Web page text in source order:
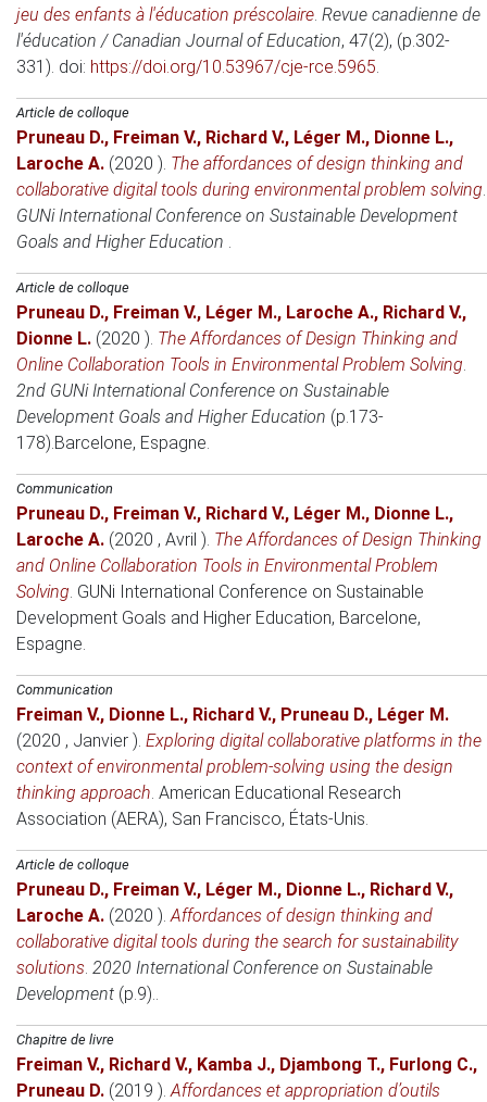
jeu des enfants à l'éducation préscolaire. Revue canadienne de
l'éducation / Canadian Journal of Education, 47(2), (p.302-
331). doi: https://doi.org/10.53967/cje-rce.5965.
Article de colloque
Pruneau D., Freiman V., Richard V., Léger M., Dionne L.,
Laroche A. (2020 ). The affordances of design thinking and
collaborative digital tools during environmental problem solving.
GUNi International Conference on Sustainable Development
Goals and Higher Education .
Article de colloque
Pruneau D., Freiman V., Léger M., Laroche A., Richard V.,
Dionne L. (2020 ). The Affordances of Design Thinking and
Online Collaboration Tools in Environmental Problem Solving.
2nd GUNi International Conference on Sustainable
Development Goals and Higher Education (p.173-
178).Barcelone, Espagne.
Communication
Pruneau D., Freiman V., Richard V., Léger M., Dionne L.,
Laroche A. (2020 , Avril ). The Affordances of Design Thinking
and Online Collaboration Tools in Environmental Problem
Solving. GUNi International Conference on Sustainable
Development Goals and Higher Education, Barcelone,
Espagne.
Communication
Freiman V., Dionne L., Richard V., Pruneau D., Léger M.
(2020 , Janvier ). Exploring digital collaborative platforms in the
context of environmental problem-solving using the design
thinking approach. American Educational Research
Association (AERA), San Francisco, États-Unis.
Article de colloque
Pruneau D., Freiman V., Léger M., Dionne L., Richard V.,
Laroche A. (2020 ).Affordances of design thinking and
collaborative digital tools during the search for sustainability
solutions. 2020 International Conference on Sustainable
Development (p.9)..
Chapitre de livre
Freiman V., Richard V., Kamba J., Djambong T., Furlong C.,
Pruneau D. (2019 ).Affordances et appropriation d’outils